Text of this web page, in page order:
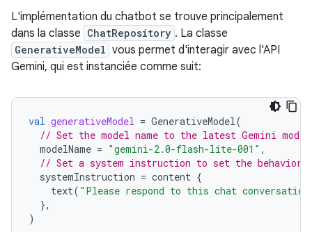
L'implémentation du chatbot se trouve principalement
dans la classe ChatRepository . La classe
GenerativeModel vous permet d'interagir avec l'API
Gemini, qui est instanciée comme suit:
val generativeModel = GenerativeModel(
// Set the model name to the latest Gemini
modelName = "gemini-2.0-flash-lite-001" ,
// Set a system instruction to set the behavior
systemInstruction = content {
text( "Please respond to this chat
},
)